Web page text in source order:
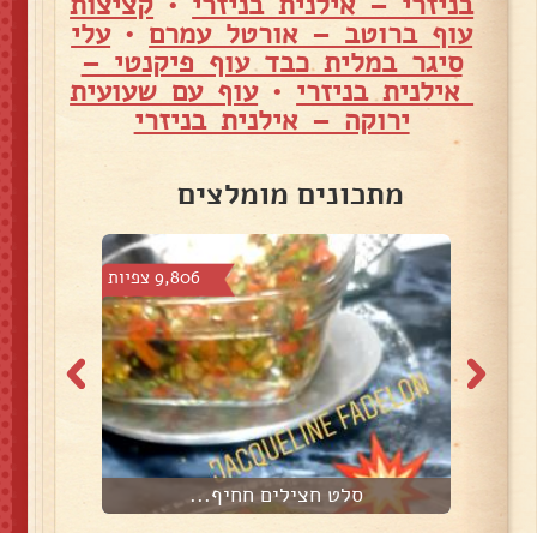
עוף ברוטב – אורטל עמרם •עלי
סיגר במלית כבד עוף פיקנטי –
אילנית בניזרי •עוף עם שעועית
ירוקה – אילנית בניזרי
מתכונים מומלצים
9,806 צפיות
סלט חצילים חחיף...